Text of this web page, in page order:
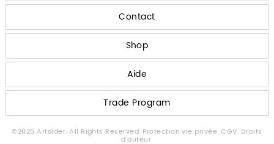
Contact
Shop
Aide
Trade Program
©2025 Artsider. All Rights Reserved. Protection vie privée.CGV. Droits
d'auteur.